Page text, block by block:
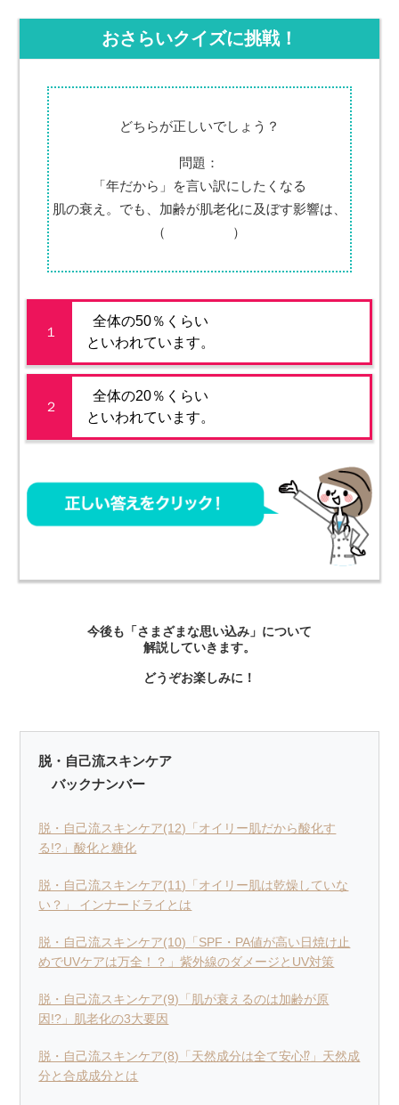
おさらいクイズに挑戦！
どちらが正しいでしょう？
問題：
「年だから」を言い訳にしたくなる
肌の衰え。でも、加齢が肌老化に及ぼす影響は、
（ ）
１
全体の50％くらい
といわれています。
２
全体の20％くらい
といわれています。
今後も「さまざまな思い込み」について
解説していきます。
どうぞお楽しみに！
脱・自己流スキンケア
バックナンバー
脱・自己流スキンケア(12)「オイリー肌だから酸化す
る!?」酸化と糖化
脱・自己流スキンケア(11)「オイリー肌は乾燥していな
い？」 インナードライとは
脱・自己流スキンケア(10)「SPF・PA値が高い日焼け止
めでUVケアは万全！？」紫外線のダメージとUV対策
脱・自己流スキンケア(9)「肌が衰えるのは加齢が原
因!?」︎肌老化の3大要因
脱・自己流スキンケア(8)「天然成分は全て安心⁉︎」天然成
分と合成成分とは